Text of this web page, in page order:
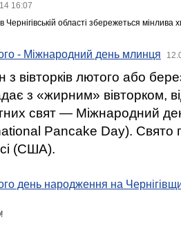
16:07
Чернігівській області збережеться мінлива
- Міжнародний день млинця
з вівторків лютого або
з «жирним» вівторком,
свят — Міжнародний
Pancake Day). Свято
(США).
день народження на